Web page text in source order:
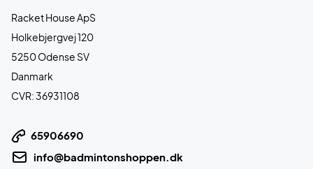
Racket House ApS
Holkebjergvej 120
5250 Odense SV
Danmark
CVR: 36931108
65906690
info@badmintonshoppen.dk